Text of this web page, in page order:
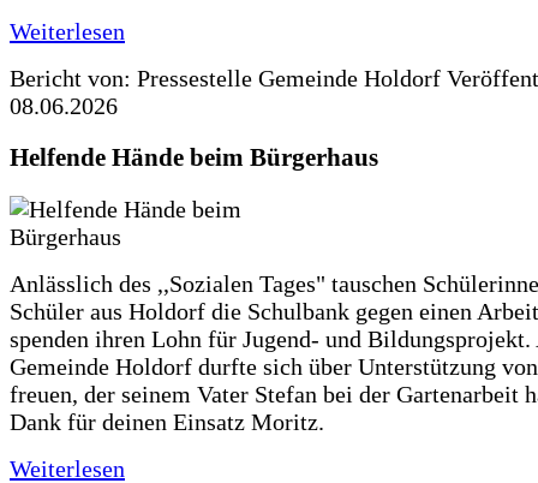
Weiterlesen
Bericht von: Pressestelle Gemeinde Holdorf
08.06.2026
Helfende Hände beim Bürgerhaus
Anlässlich des ,,Sozialen Tages" tauschen
Schüler aus Holdorf die Schulbank gegen einen
spenden ihren Lohn für Jugend- und Bildungsprojekt.
Gemeinde Holdorf durfte sich über Unterstützung
freuen, der seinem Vater Stefan bei der Gartenarbeit
Dank für deinen Einsatz Moritz.
Weiterlesen